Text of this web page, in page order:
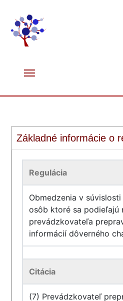
Základné informácie o
Regulácia
Obmedzenia v
osôb ktoré sa podieľajú
prevádzkovateľa
informácií dôverného
Citácia
(7) Prevádzkovateľ